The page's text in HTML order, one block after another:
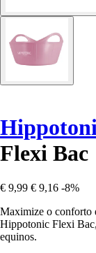
Flexi Bac
€ 9,99 € 9,16 -8%
Maximize o conforto
Hippotonic Flexi
equinos.